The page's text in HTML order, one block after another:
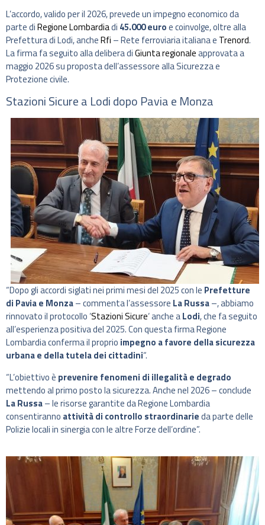
L’accordo, valido per il 2026, prevede un impegno economico da
parte diRegione Lombardiadi 45.000 euroe coinvolge, oltre alla
Prefettura di Lodi, ancheRfi – Rete ferroviaria italiana e Trenord.
La firma fa seguito alla delibera diGiunta regionaleapprovata a
maggio 2026 su proposta dell’assessore alla Sicurezza e
Protezione civile.
Stazioni Sicure a Lodi dopo Pavia e Monza
“Dopo gli accordi siglati nei primi mesi del 2025 con le Prefetture
di Pavia e Monza– commenta l’assessore La Russa–, abbiamo
rinnovato il protocollo ‘Stazioni Sicure‘ anche aLodi, che fa seguito
all’esperienza positiva del 2025. Con questa firma Regione
Lombardia conferma il proprio impegno a favore della sicurezza
urbana e della tutela dei cittadini“.
“L’obiettivo è prevenire fenomeni di illegalità e degrado
mettendo al primo posto la sicurezza. Anche nel 2026 – conclude
La Russa– le risorse garantite da Regione Lombardia
consentiranno attività di controllo straordinarieda parte delle
Polizie locali in sinergia con le altre Forze dell’ordine”.